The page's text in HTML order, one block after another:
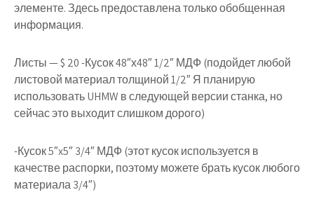
элементе. Здесь предоставлена только обобщенная
информация.
Листы — $ 20 -Кусок 48″х48″ 1/2″ МДФ (подойдет любой
листовой материал толщиной 1/2″ Я планирую
использовать UHMW в следующей версии станка, но
сейчас это выходит слишком дорого)
-Кусок 5″x5″ 3/4″ МДФ (этот кусок используется в
качестве распорки, поэтому можете брать кусок любого
материала 3/4″)